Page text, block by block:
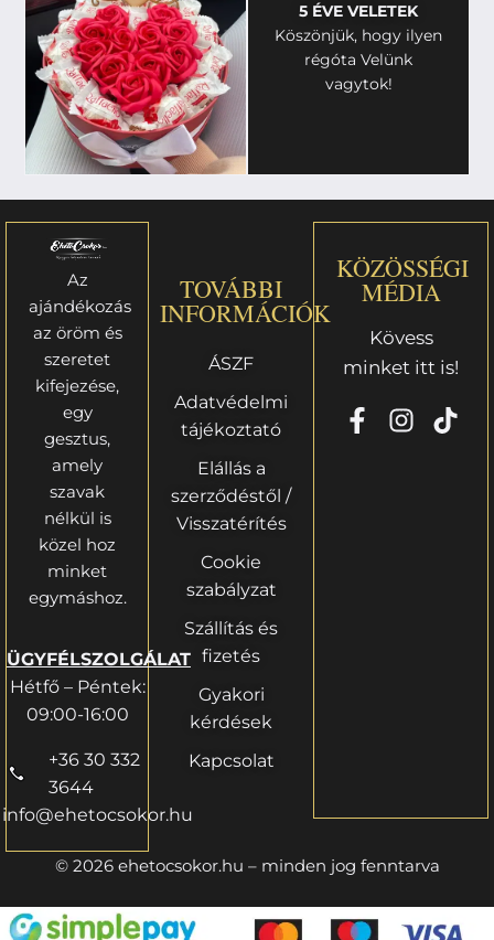
5 ÉVE VELETEK
Köszönjük, hogy ilyen
régóta Velünk
vagytok!
Az
ajándékozás
az öröm és
szeretet
kifejezése,
egy
gesztus,
amely
szavak
nélkül is
közel hoz
minket
egymáshoz.
ÜGYFÉLSZOLGÁLAT
Hétfő – Péntek:
09:00-16:00
+36 30 332
3644
info@ehetocsokor.hu
TOVÁBBI
INFORMÁCIÓK
ÁSZF
Adatvédelmi
tájékoztató
Elállás a
szerződéstől /
Visszatérítés
Cookie
szabályzat
Szállítás és
fizetés
Gyakori
kérdések
Kapcsolat
KÖZÖSSÉGI
MÉDIA
Kövess
minket itt is!
© 2026 ehetocsokor.hu – minden jog fenntarva